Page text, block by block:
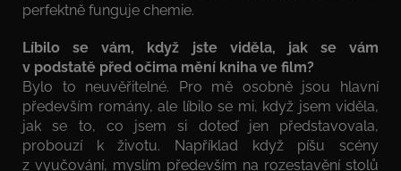
perfektně funguje chemie.
Líbilo se vám, když jste viděla, jak se vám
v podstatě před očima mění kniha ve film?
Bylo to neuvěřitelné. Pro mě osobně jsou hlavní
především romány, ale líbilo se mi, když jsem viděla,
jak se to, co jsem si doteď jen představovala,
probouzí k životu. Například když píšu scény
z vyučování, myslím především na rozestavění stolů